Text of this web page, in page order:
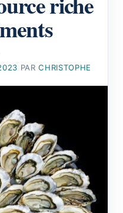
PARCHRISTOPHE